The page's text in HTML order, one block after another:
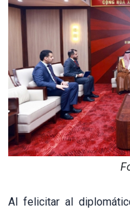
Al felicitar al